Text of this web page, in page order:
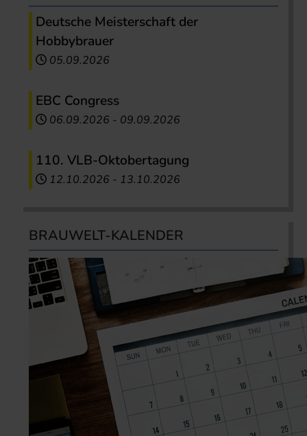
Deutsche Meisterschaft der
Hobbybrauer
05.09.2026
EBC Congress
06.09.2026 - 09.09.2026
110. VLB-Oktobertagung
12.10.2026 - 13.10.2026
BRAUWELT-KALENDER